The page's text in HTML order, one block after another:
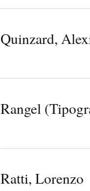
Quinzard,
Rangel
Ratti, Lorenzo